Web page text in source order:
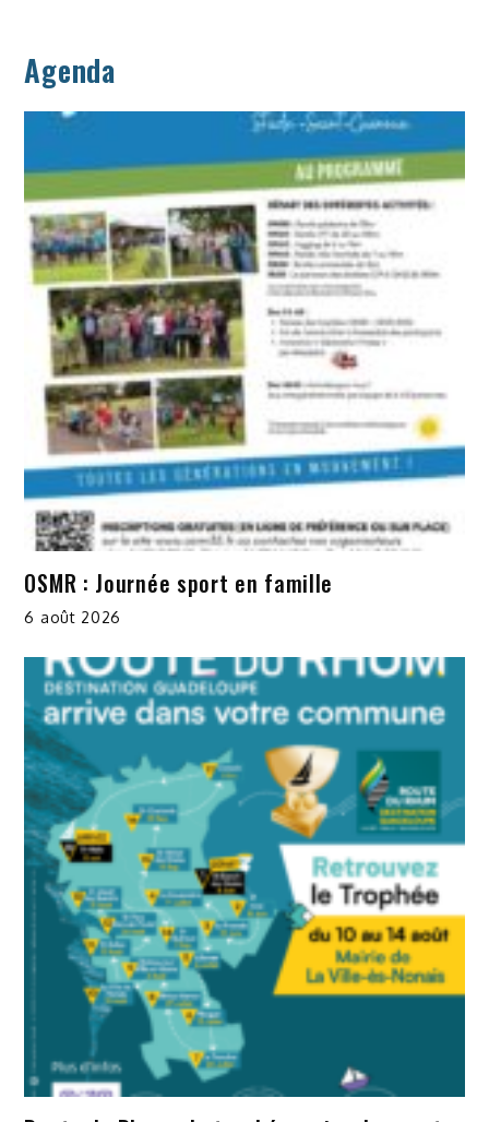
Agenda
OSMR : Journée sport en famille
6 août 2026